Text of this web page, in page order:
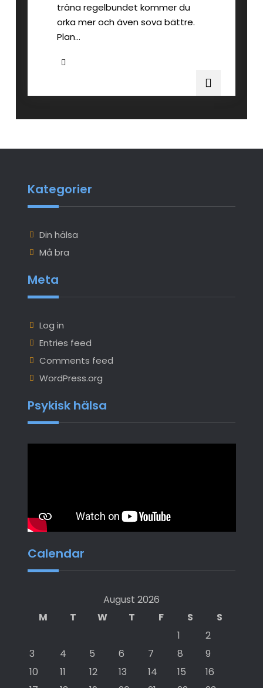
träna regelbundet kommer du
orka mer och även sova bättre.
Plan…
Kategorier
Din hälsa
Må bra
Meta
Log in
Entries feed
Comments feed
WordPress.org
Psykisk hälsa
Calendar
August 2026
M
T W T F S
S
1
2
3
4 5 6 7 8
9
10
11 12 13 14 15
16